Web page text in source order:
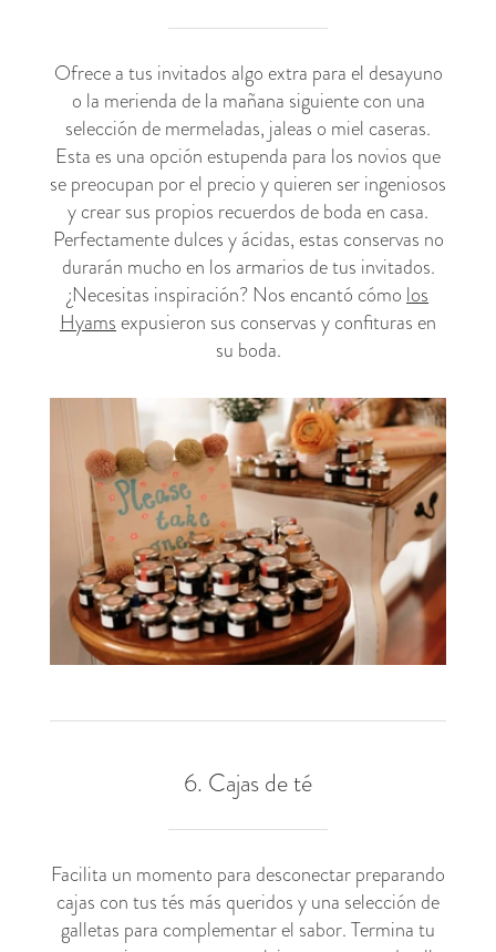
Ofrece a tus invitados algo extra para el desayuno
o la merienda de la mañana siguiente con una
selección de mermeladas, jaleas o miel caseras.
Esta es una opción estupenda para los novios que
se preocupan por el precio y quieren ser ingeniosos
y crear sus propios recuerdos de boda en casa.
Perfectamente dulces y ácidas, estas conservas no
durarán mucho en los armarios de tus invitados.
¿Necesitas inspiración? Nos encantó cómo los
Hyams expusieron sus conservas y confituras en
su boda.
6. Cajas de té
Facilita un momento para desconectar preparando
cajas con tus tés más queridos y una selección de
galletas para complementar el sabor. Termina tu